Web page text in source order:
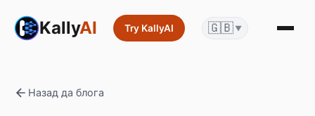
KallyAI Try KallyAI 🇬🇧 ▼
Назад да блога